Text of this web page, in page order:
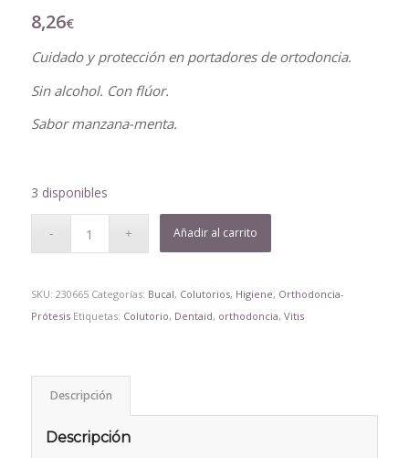
8,26€
Cuidado y protección en portadores de ortodoncia.
Sin alcohol. Con flúor.
Sabor manzana-menta.
3 disponibles
Añadir al carrito
SKU: 230665 Categorías: Bucal, Colutorios, Higiene, Orthodoncia-
Prótesis Etiquetas: Colutorio, Dentaid, orthodoncia, Vitis
Descripción
Descripción